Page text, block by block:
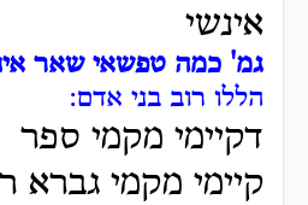
אינשי
גמ' כמה טפשאי שאר
הללו רוב בני אדם:
דקיימי מקמי ספר
קיימי מקמי גברא